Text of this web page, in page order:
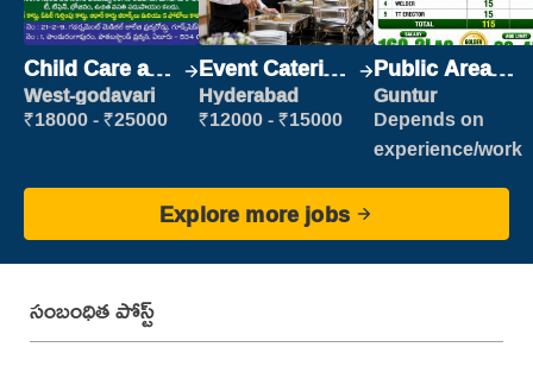
Child Care and
Patient care
West-godavari
₹18000 - ₹25000
Event Catering
Staff
Hyderabad
₹12000 - ₹15000
Public Area
Cleaner
Guntur
Depends on
experience/work
Explore more jobs
సంబంధిత పోస్ట్